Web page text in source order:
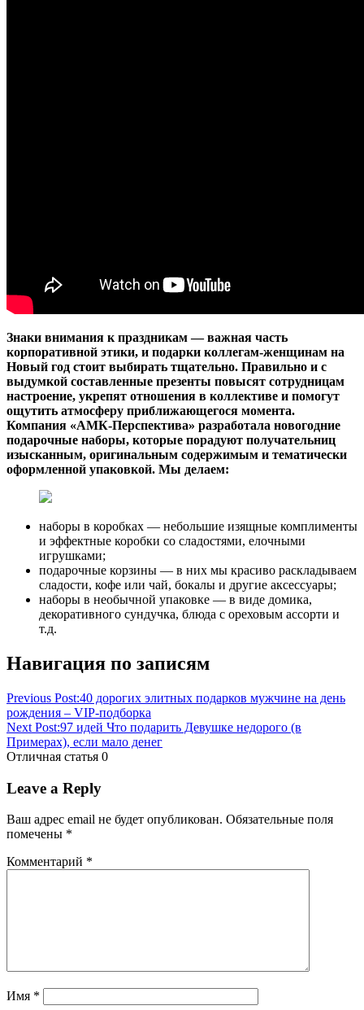
Знаки внимания к праздникам — важная часть
корпоративной этики, и подарки коллегам-женщинам на
Новый год стоит выбирать тщательно. Правильно и с
выдумкой составленные презенты повысят сотрудницам
настроение, укрепят отношения в коллективе и помогут
ощутить атмосферу приближающегося момента.
Компания «АМК-Перспектива» разработала новогодние
подарочные наборы, которые порадуют получательниц
изысканным, оригинальным содержимым и тематически
оформленной упаковкой. Мы делаем:
наборы в коробках — небольшие изящные комплименты
и эффектные коробки со сладостями, елочными
игрушками;
подарочные корзины — в них мы красиво раскладываем
сладости, кофе или чай, бокалы и другие аксессуары;
наборы в необычной упаковке — в виде домика,
декоративного сундучка, блюда с ореховым ассорти и
т.д.
БалашихаНовогодние
подарки
женщин
в
БалашихеНовогодние
подарки
для
купить
Навигация по записям
Previous Post:40 дорогих элитных подарков мужчине на день
рождения – VIP-подборка
Next Post:97 идей Что подарить Девушке недорого (в
Примерах), если мало денег
Отличная статья 0
Leave a Reply
Ваш адрес email не будет опубликован. Обязательные поля
помечены *
Комментарий *
Имя *